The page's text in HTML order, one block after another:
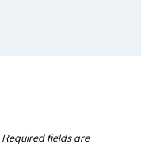
Required fields are